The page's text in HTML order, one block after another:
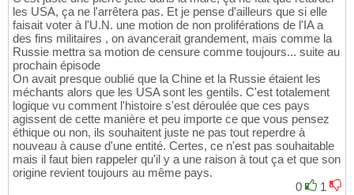
les USA, ça ne l'arrêtera pas. Et je pense d'ailleurs que si elle
faisait voter à l'U.N. une motion de non proliférations de l'IA a
des fins militaires , on avancerait grandement, mais comme la
Russie mettra sa motion de censure comme toujours... suite au
prochain épisode
On avait presque oublié que la Chine et la Russie étaient les
méchants alors que les USA sont les gentils. C'est totalement
logique vu comment l'histoire s'est déroulée que ces pays
agissent de cette manière et peu importe ce que vous pensez
éthique ou non, ils souhaitent juste ne pas tout reperdre à
nouveau à cause d'une entité. Certes, ce n'est pas souhaitable
mais il faut bien rappeler qu'il y a une raison à tout ça et que son
origine revient toujours au même pays.
0
1